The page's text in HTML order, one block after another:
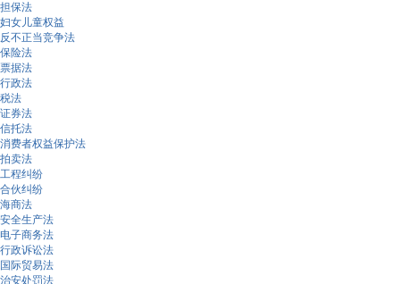
担保法
妇女儿童权益
反不正当竞争法
保险法
票据法
行政法
税法
证券法
信托法
消费者权益保护法
拍卖法
工程纠纷
合伙纠纷
海商法
安全生产法
电子商务法
行政诉讼法
国际贸易法
治安处罚法